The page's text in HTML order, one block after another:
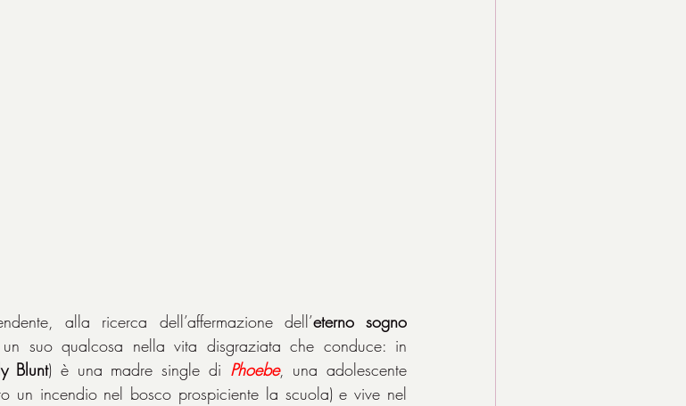
alla ricerca dell’affermazione dell’eterno sogno
suo qualcosa nella vita disgraziata che conduce: in
Blunt) è una madre single di Phoebe, una adolescente
un incendio nel bosco prospiciente la scuola) e vive nel